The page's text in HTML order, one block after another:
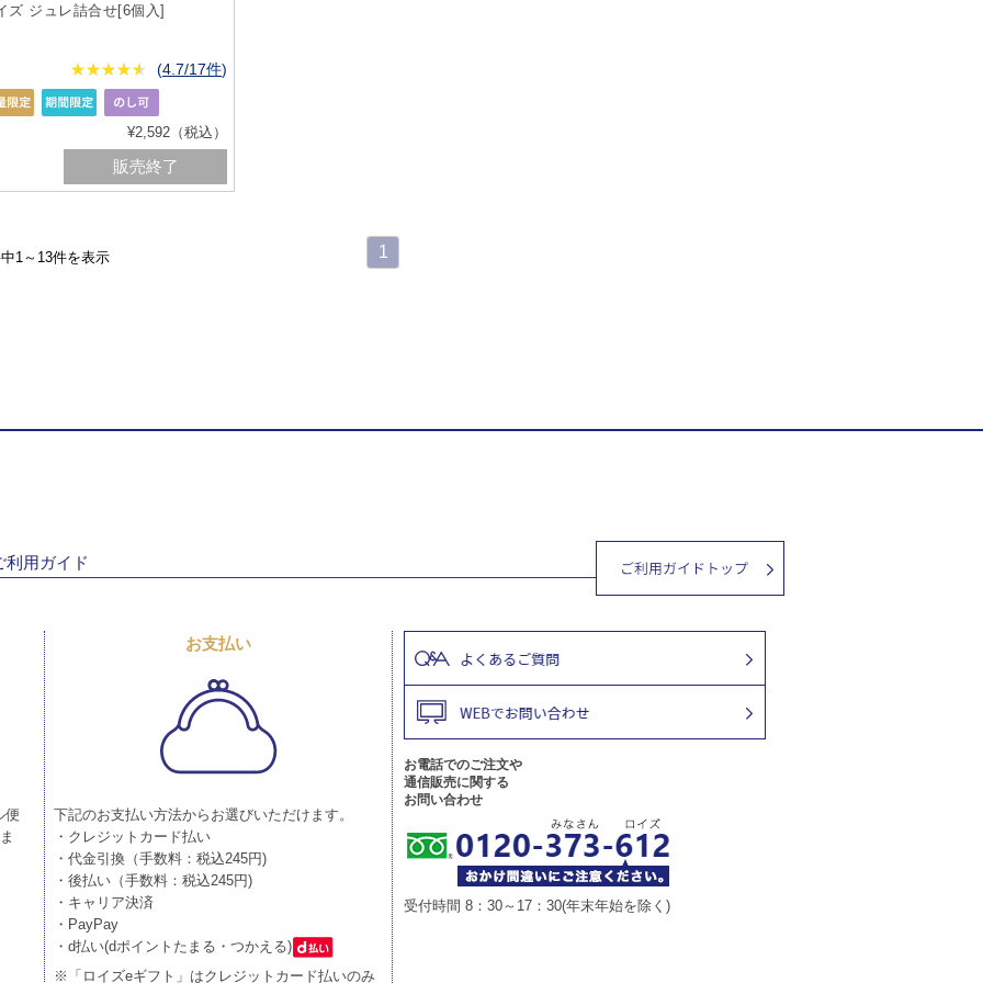
ズ ジュレ詰合せ[6個入]
★★★★★
★★★★★ (4.7/17件)
¥2,592（税込）
販売終了
1～13件を表示 1
利用ガイド
便
お支払い
下記のお支払い方法からお選びいただけます。
・クレジットカード払い
・代金引換（手数料：税込245円)
・後払い（手数料：税込245円)
・キャリア決済
・PayPay
・d払い(dポイントたまる・つかえる)
※「ロイズeギフト」はクレジットカード払いのみ
お電話でのご注文や
通信販売に関する
お問い合わせ
受付時間 8：30～17：30(年末年始を除く)